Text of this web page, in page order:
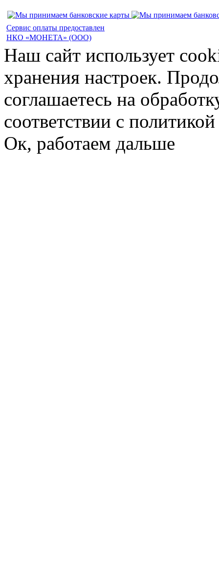
Сервис оплаты предоставлен
НКО «МОНЕТА» (ООО)
Наш сайт использует
хранения настроек.
соглашаетесь на
соответствии с
Ок, работаем дальше